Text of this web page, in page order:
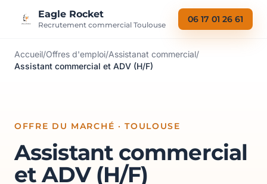
Eagle Rocket
Recrutement commercial Toulouse
06 17 01 26 61
Accueil/Offres d'emploi/Assistanat commercial/
Assistant commercial et ADV (H/F)
OFFRE DU MARCHÉ · TOULOUSE
Assistant commercial
et ADV (H/F)